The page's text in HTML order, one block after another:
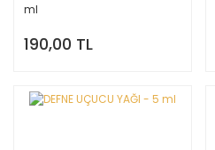
ml
190,00 TL